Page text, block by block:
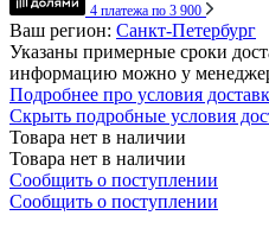
4 платежа по 3 900
Ваш регион: Санкт-Петербург
Указаны примерные сроки
информацию можно у
Подробнее про условия
Скрыть подробные условия
Товара нет в наличии
Товара нет в наличии
Сообщить о поступлении
Сообщить о поступлении